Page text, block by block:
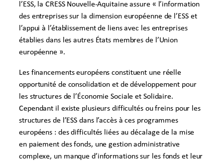
l’ESS, la CRESS Nouvelle-Aquitaine assure « l’information
des entreprises sur la dimension européenne de l’ESS et
l’appui à l’établissement de liens avec les entreprises
établies dans les autres États membres de l’Union
européenne ».
Les financements européens constituent une réelle
opportunité de consolidation et de développement pour
les structures de l’Économie Sociale et Solidaire.
Cependant il existe plusieurs difficultés ou freins pour les
structures de l’ESS dans l’accès à ces programmes
européens : des difficultés liées au décalage de la mise
en paiement des fonds, une gestion administrative
complexe, un manque d’informations sur les fonds et leur